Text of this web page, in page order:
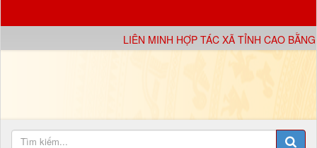
LIÊN MINH HỢP TÁC XÃ TỈNH CAO BẰNG